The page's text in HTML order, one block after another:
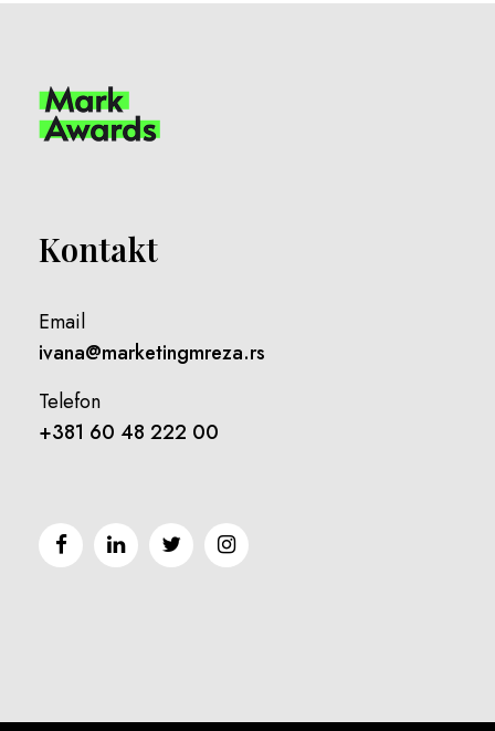
Kontakt
Email
ivana@marketingmreza.rs
Telefon
+381 60 48 222 00